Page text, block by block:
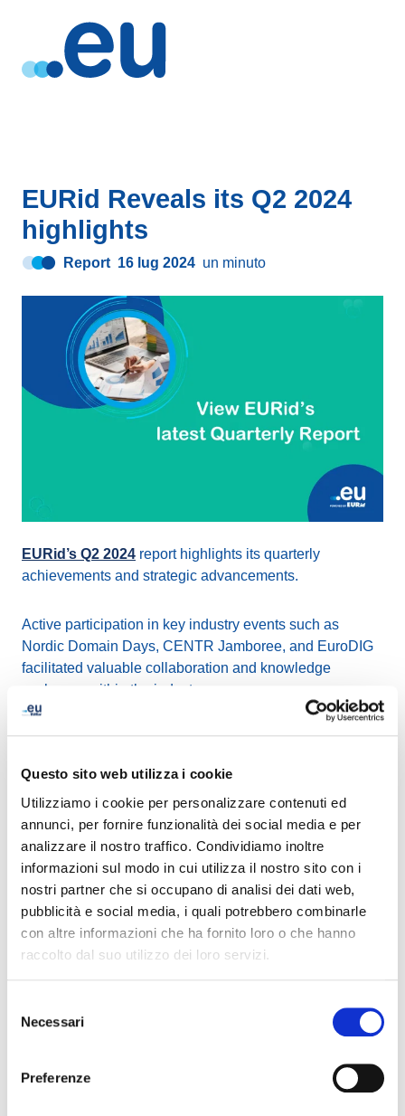
Questo sito web utilizza i cookie
Utilizziamo i cookie per personalizzare contenuti ed
annunci, per fornire funzionalità dei social media e per
analizzare il nostro traffico. Condividiamo inoltre
informazioni sul modo in cui utilizza il nostro sito con i
nostri partner che si occupano di analisi dei dati web,
pubblicità e social media, i quali potrebbero combinarle
con altre informazioni che ha fornito loro o che hanno
raccolto dal suo utilizzo dei loro servizi.
delNecessari
Preferenze
EURid Reveals its Q2 2024
highlights
Report 16 lug 2024 un minuto
EURid’s Q2 2024 report highlights its quarterly
achievements and strategic advancements.
Active participation in key industry events such as
Nordic Domain Days, CENTR Jamboree, and EuroDIG
facilitated valuable collaboration and knowledge
exchange within the industry.
The partnership with theShadowserver Allianceaims
introduction of theEURidity Data Quality
marked a milestone in preventing domain-related issues
and streamlining necessary processes. Additionally,
EURid launched a newSupport Platformto improve
stakeholder support and efficiency.
TheRegistrar Satisfaction Surveyfor 2024 revealed a
strong Net Promoter Score (NPS) of 77%, reflecting
positive feedback and engagement from registrars. Key
registrations and 164,463 new domain registrations, with
an impressive renewal rate of 83%. These figures
innovation in the domain registry industry.